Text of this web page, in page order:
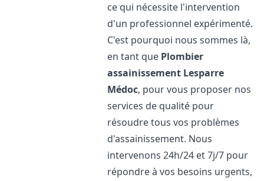
ce qui nécessite l'intervention
d'un professionnel expérimenté.
C'est pourquoi nous sommes là,
en tant que Plombier
assainissement Lesparre
Médoc, pour vous proposer nos
services de qualité pour
résoudre tous vos problèmes
d'assainissement. Nous
intervenons 24h/24 et 7j/7 pour
répondre à vos besoins urgents,